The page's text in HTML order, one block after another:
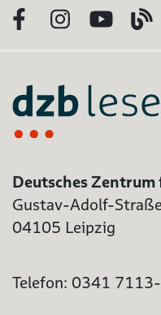
FacebookInstagram
Deutsches
Gustav-Adolf-
04105 Leipzig
Telefon: 0341